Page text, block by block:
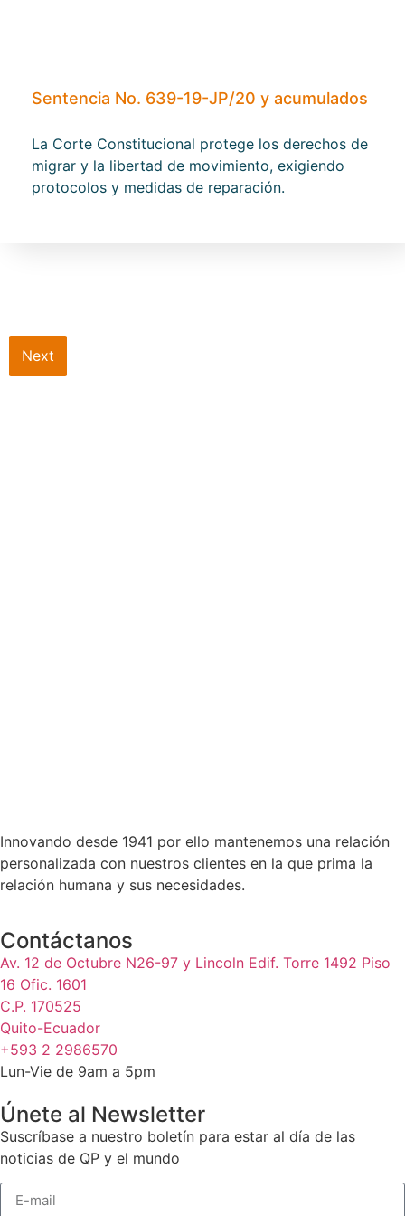
Sentencia No. 639-19-JP/20 y acumulados
La Corte Constitucional protege los derechos de
migrar y la libertad de movimiento, exigiendo
protocolos y medidas de reparación.
Next
Innovando desde 1941 por ello mantenemos una relación
personalizada con nuestros clientes en la que prima la
relación humana y sus necesidades.
Contáctanos
Av. 12 de Octubre N26-97 y Lincoln Edif. Torre 1492 Piso
16 Ofic. 1601
C.P. 170525
Quito-Ecuador
+593 2 2986570
Lun-Vie de 9am a 5pm
Únete al Newsletter
Suscríbase a nuestro boletín para estar al día de las
noticias de QP y el mundo